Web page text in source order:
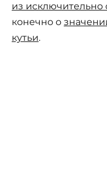
из
конечно о
кутьи.